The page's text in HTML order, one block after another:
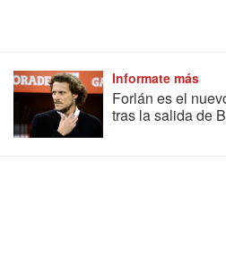
Informate más
Forlán es el
tras la salida de